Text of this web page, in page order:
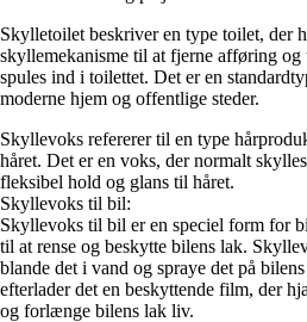
Skylletoilet beskriver en type toilet, der
skyllemekanisme til at fjerne afføring
spules ind i toilettet. Det er en
moderne hjem og offentlige steder.
Skyllevoks refererer til en type
håret. Det er en voks, der normalt
fleksibel hold og glans til håret.
Skyllevoks til bil:
Skyllevoks til bil er en speciel form for
til at rense og beskytte bilens lak.
blande det i vand og spraye det på
efterlader det en beskyttende film, der
og forlænge bilens lak liv.